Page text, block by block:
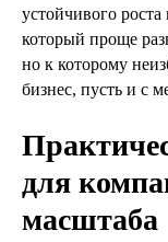
устойчивого
который проще
но к которому
бизнес, пусть и с
для
масштаба